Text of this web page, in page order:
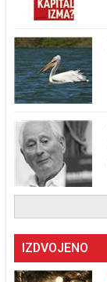
IZDVOJENO